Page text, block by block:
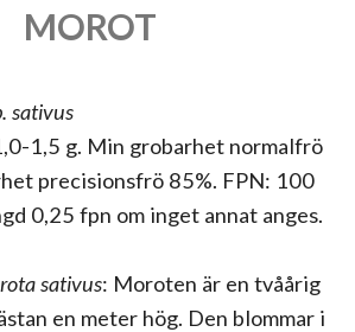
MOROT
sativus
1,5 g. Min grobarhet normalfrö
precisionsfrö 85%. FPN: 100
0,25 fpn om inget annat anges.
sativus: Moroten är en tvåårig
en meter hög. Den blommar i